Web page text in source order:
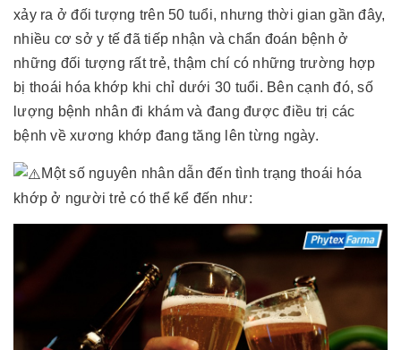
xảy ra ở đối tượng trên 50 tuổi, nhưng thời gian gần đây,
nhiều cơ sở y tế đã tiếp nhận và chẩn đoán bệnh ở
những đối tượng rất trẻ, thậm chí có những trường hợp
bị thoái hóa khớp khi chỉ dưới 30 tuổi. Bên cạnh đó, số
lượng bệnh nhân đi khám và đang được điều trị các
bệnh về xương khớp đang tăng lên từng ngày.
Một số nguyên nhân dẫn đến tình trạng thoái hóa
khớp ở người trẻ có thể kể đến như: